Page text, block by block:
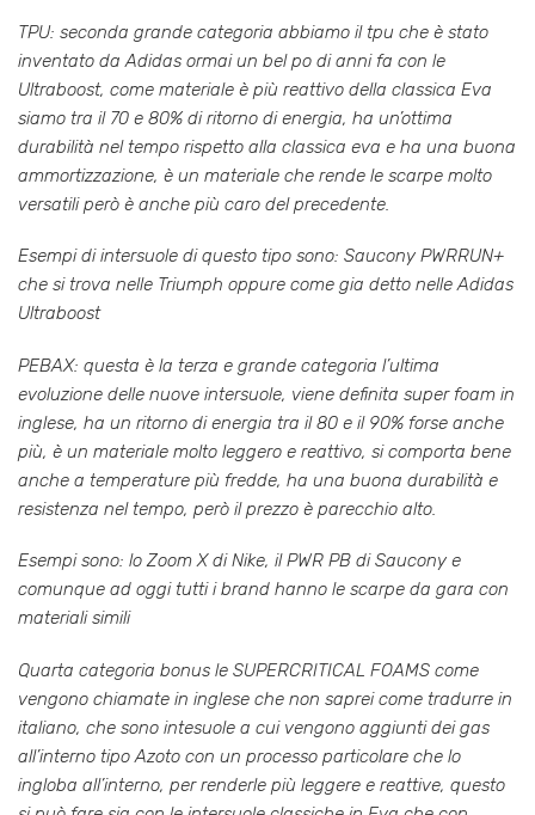
TPU: seconda grande categoria abbiamo il tpu che è stato
inventato da Adidas ormai un bel po di anni fa con le
Ultraboost, come materiale è più reattivo della classica Eva
siamo tra il 70 e 80% di ritorno di energia, ha un’ottima
durabilità nel tempo rispetto alla classica eva e ha una buona
ammortizzazione, è un materiale che rende le scarpe molto
versatili però è anche più caro del precedente.
Esempi di intersuole di questo tipo sono: Saucony PWRRUN+
che si trova nelle Triumph oppure come gia detto nelle Adidas
Ultraboost
PEBAX: questa è la terza e grande categoria l’ultima
evoluzione delle nuove intersuole, viene definita super foam in
inglese, ha un ritorno di energia tra il 80 e il 90% forse anche
più, è un materiale molto leggero e reattivo, si comporta bene
anche a temperature più fredde, ha una buona durabilità e
resistenza nel tempo, però il prezzo è parecchio alto.
Esempi sono: lo Zoom X di Nike, il PWR PB di Saucony e
comunque ad oggi tutti i brand hanno le scarpe da gara con
materiali simili
Quarta categoria bonus le SUPERCRITICAL FOAMS come
vengono chiamate in inglese che non saprei come tradurre in
italiano, che sono intesuole a cui vengono aggiunti dei gas
all’interno tipo Azoto con un processo particolare che lo
ingloba all’interno, per renderle più leggere e reattive, questo